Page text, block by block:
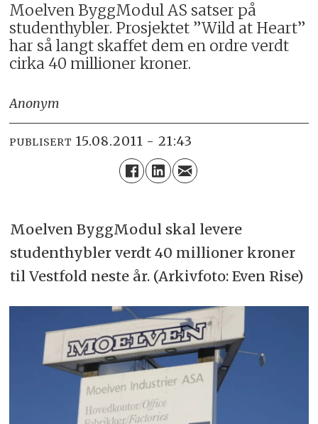
Moelven ByggModul AS satser på
studenthybler. Prosjektet ”Wild at Heart”
har så langt skaffet dem en ordre verdt
cirka 40 millioner kroner.
Anonym
PUBLISERT 15.08.2011 - 21:43
Moelven ByggModul skal levere
studenthybler verdt 40 millioner kroner
til Vestfold neste år. (Arkivfoto: Even Rise)